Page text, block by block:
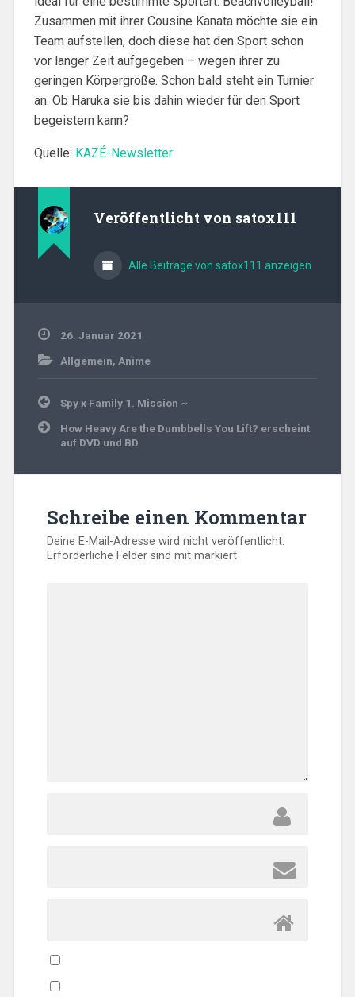
Zusammen mit ihrer Cousine Kanata möchte sie ein
Team aufstellen, doch diese hat den Sport schon
vor langer Zeit aufgegeben – wegen ihrer zu
geringen Körpergröße. Schon bald steht ein Turnier
an. Ob Haruka sie bis dahin wieder für den Sport
begeistern kann?
Quelle: KAZÉ-Newsletter
Veröffentlicht von satox111
Alle Beiträge von satox111 anzeigen
26. Januar 2021
Allgemein, Anime
Beitragsnavigation
Spy x Family 1. Mission ~
How Heavy Are the Dumbbells You Lift? erscheint
auf DVD und BD
Schreibe einen Kommentar
Deine E-Mail-Adresse wird nicht veröffentlicht.
Erforderliche Felder sind mitmarkiert